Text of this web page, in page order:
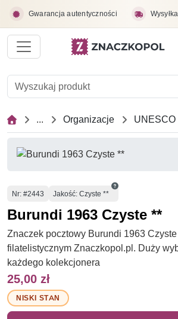
Gwarancja autentyczności
... Organizacje UNESCO
Numer
Nr: #2443 Jakość: Czyste **
Burundi 1963 Czyste **
Znaczek pocztowy Burundi 1963
filatelistycznym Znaczkopol.pl. Duży
każdego kolekcjonera
25,00 zł
NISKI STAN